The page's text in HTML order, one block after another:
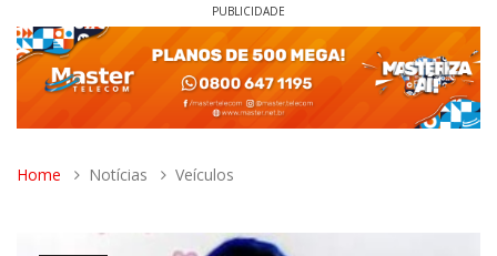
PUBLICIDADE
Home Notícias Veículos